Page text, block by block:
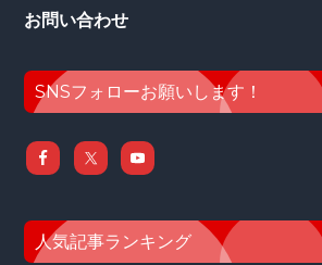
お問い合わせ
SNSフォローお願いします！
人気記事ランキング